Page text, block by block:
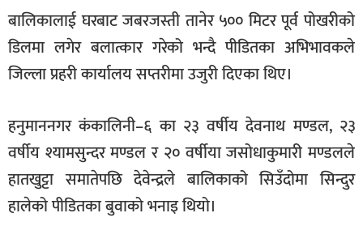
विचार
स्वास्थ्य
बालिकालाई घरबाट जबरजस्ती तानेर ५०० मिटर पूर्व पोखरीको
डिलमा लगेर बलात्कार गरेको भन्दै पीडितका अभिभावकले
जिल्ला प्रहरी कार्यालय सप्तरीमा उजुरी दिएका थिए।
हनुमाननगर कंकालिनी–६ का २३ वर्षीय देवनाथ मण्डल, २३
वर्षीय श्यामसुन्दर मण्डल र २० वर्षीया जसोधाकुमारी मण्डलले
हातखुट्टा समातेपछि देवेन्द्रले बालिकाको सिउँदोमा सिन्दुर
हालेको पीडितका बुवाको भनाइ थियो।